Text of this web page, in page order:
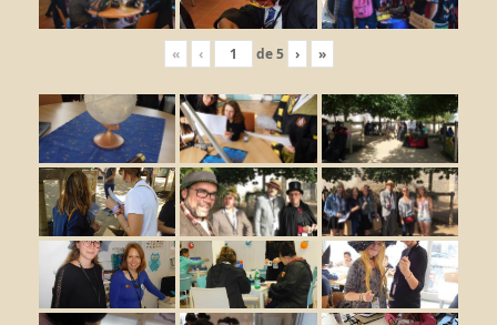
« ‹ de5 › »